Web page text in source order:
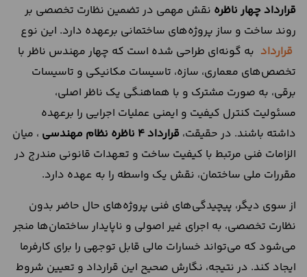
قرارداد چهار ناظره نقش مهمی در تضمین نظارت تخصصی بر
روند ساخت ‌و ساز پروژه‌های ساختمانی برعهده دارد. این نوع
قرارداد به‌ گونه‌ای طراحی شده است که چهار مهندس ناظر با
تخصص‌های معماری، سازه، تاسیسات مکانیکی و تاسیسات
برقی، به ‌صورت مشترک و با هماهنگی یک ناظر اصلی،
مسئولیت کنترل کیفیت و ایمنی عملیات اجرایی را برعهده
داشته باشند. در حقیقت، قرارداد 4 ناظره نظام مهندسی
، میان
الزامات فنی مرتبط با کیفیت ساخت و تعهدات قانونی مندرج در
مقررات ملی ساختمان، نقش یک واسطه‌ را به عهده دارد.
از سوی دیگر، پیچیدگی‌های فنی پروژه‌های حال حاضر بدون
نظارت تخصصی، به اجرای غیر اصولی و ناپایدار ساختمان‌ها منجر
می‌شود که می‌تواند خسارات مالی قابل توجهی را برای کارفرما
ایجاد کند. در نتیجه، نگارش صحیح این قرارداد و تعیین شروط